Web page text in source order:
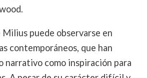
puede observarse en
contemporáneos, que han
narrativo como inspiración para